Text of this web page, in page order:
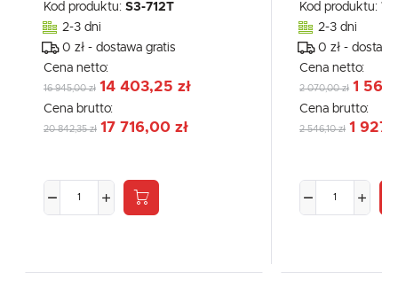
Kod produktu: S3-712T
2-3 dni
0 zł - dostawa gratis
Cena netto:
16 945,00 zł 14 403,25 zł
Cena brutto:
20 842,35 zł 17 716,00 zł
Kod produktu:
2-3 dni
0 zł -
Cena netto:
2 070,00 zł 1
Cena brutto:
2 546,10 zł 1